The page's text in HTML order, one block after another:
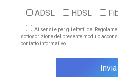
ADSL
HDSL
Ai sensi e per gli effetti del
sottoscrizione del presente modulo
contatto informativo.